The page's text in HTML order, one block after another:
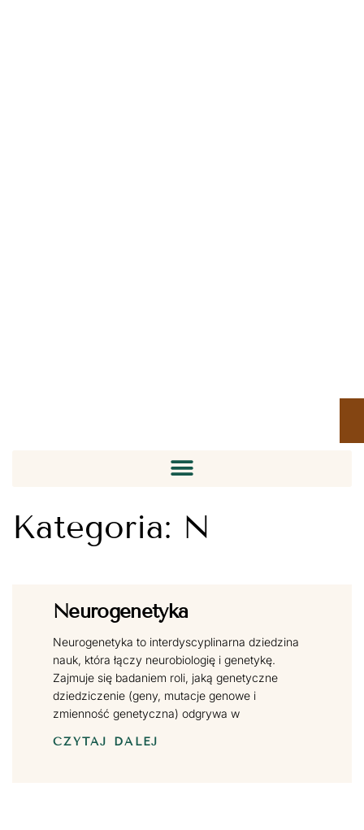
Kategoria: N
Neurogenetyka
Neurogenetyka to interdyscyplinarna dziedzina
nauk, która łączy neurobiologię i genetykę.
Zajmuje się badaniem roli, jaką genetyczne
dziedziczenie (geny, mutacje genowe i
zmienność genetyczna) odgrywa w
CZYTAJ DALEJ